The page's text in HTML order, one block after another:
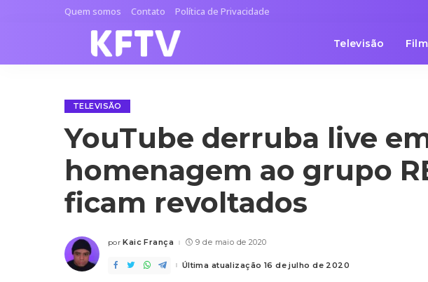
Quem somos Contato Política de Privacidade
Televisão
TELEVISÃO
YouTube derruba live
homenagem ao grupo
ficam revoltados
Posted
por Kaic França 9 de maio de 2020
Última atualização 16 de julho de 2020